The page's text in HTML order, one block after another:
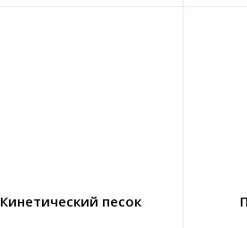
Кинетический песок